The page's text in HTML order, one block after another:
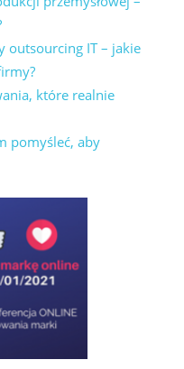
outsourcing IT – jakie
które realnie
pomyśleć, aby